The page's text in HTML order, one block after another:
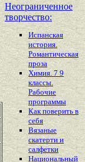
Неограниченное
творчество:
Испанская
история.
Романтическая
проза
Химия. 7 9
классы.
Рабочие
программы
Как поверить в
себя
Вязаные
скатерти и
салфетки
Национальный